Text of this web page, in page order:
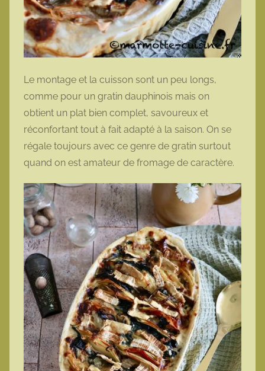
Le montage et la cuisson sont un peu longs,
comme pour un gratin dauphinois mais on
obtient un plat bien complet, savoureux et
réconfortant tout à fait adapté à la saison. On se
régale toujours avec ce genre de gratin surtout
quand on est amateur de fromage de caractère.